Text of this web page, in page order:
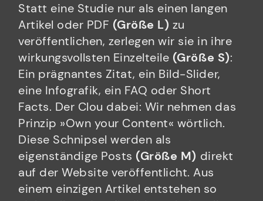
Statt eine Studie nur als einen langen
Artikel oder PDF (Größe L) zu
veröffentlichen, zerlegen wir sie in ihre
wirkungsvollsten Einzelteile (Größe S):
Ein prägnantes Zitat, ein Bild-Slider,
eine Infografik, ein FAQ oder Short
Facts. Der Clou dabei: Wir nehmen das
Prinzip »Own your Content« wörtlich.
Diese Schnipsel werden als
eigenständige Posts (Größe M) direkt
auf der Website veröffentlicht. Aus
einem einzigen Artikel entstehen so